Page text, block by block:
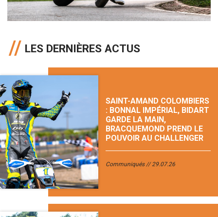
LES DERNIÈRES ACTUS
SAINT-AMAND COLOMBIERS
: BONNAL IMPÉRIAL, BIDART
GARDE LA MAIN,
BRACQUEMOND PREND LE
POUVOIR AU CHALLENGER
Communiqués 29.07.26